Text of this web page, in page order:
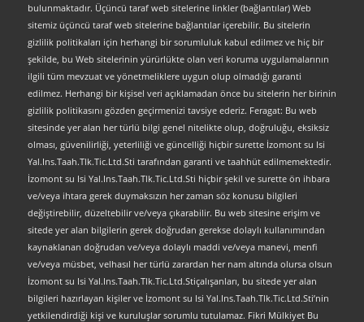
bulunmaktadır. Üçüncü taraf web sitelerine linkler (bağlantılar) Web
sitemiz üçüncü taraf web sitelerine bağlantılar içerebilir. Bu sitelerin
gizlilik politikaları için herhangi bir sorumluluk kabul edilmez ve hiç bir
şekilde, bu Web sitelerinin yürürlükte olan veri koruma uygulamalarının
ilgili tüm mevzuat ve yönetmeliklere uygun olup olmadığı garanti
edilmez. Herhangi bir kişisel veri açıklamadan önce bu sitelerin her birinin
gizlilik politikasını gözden geçirmenizi tavsiye ederiz. Feragat: Bu web
sitesinde yer alan her türlü bilgi genel nitelikte olup, doğruluğu, eksiksiz
olması, güvenilirliği, yeterliliği ve güncelliği hiçbir surette İzomont su Isi
Yal.Ins.Taah.Tlk.Tic.Ltd.Sti tarafından garanti ve taahhüt edilmemektedir.
İzomont su Isi Yal.Ins.Taah.Tlk.Tic.Ltd.Sti hiçbir şekil ve surette ön ihbara
ve/veya ihtara gerek duymaksızın her zaman söz konusu bilgileri
değiştirebilir, düzeltebilir ve/veya çıkarabilir. Bu web sitesine erişim ve
sitede yer alan bilgilerin gerek doğrudan gerekse dolaylı kullanımından
kaynaklanan doğrudan ve/veya dolaylı maddi ve/veya manevi, menfi
ve/veya müsbet, velhasıl her türlü zarardan her nam altında olursa olsun
İzomont su Isi Yal.Ins.Taah.Tlk.Tic.Ltd.Stiçalışanları, bu sitede yer alan
bilgileri hazırlayan kişiler ve İzomont su Isi Yal.Ins.Taah.Tlk.Tic.Ltd.Sti’nin
yetkilendirdiği kişi ve kuruluşlar sorumlu tutulamaz. Fikri Mülkiyet Bu